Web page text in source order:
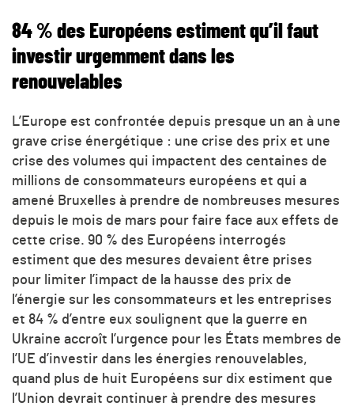
84 % des Européens estiment qu’il faut
investir urgemment dans les
renouvelables
L’Europe est confrontée depuis presque un an à une
grave crise énergétique : une crise des prix et une
crise des volumes qui impactent des centaines de
millions de consommateurs européens et qui a
amené Bruxelles à prendre de nombreuses mesures
depuis le mois de mars pour faire face aux effets de
cette crise. 90 % des Européens interrogés
estiment que des mesures devaient être prises
pour limiter l’impact de la hausse des prix de
l’énergie sur les consommateurs et les entreprises
et 84 % d’entre eux soulignent que la guerre en
Ukraine accroît l’urgence pour les États membres de
l’UE d’investir dans les énergies renouvelables,
quand plus de huit Européens sur dix estiment que
l’Union devrait continuer à prendre des mesures